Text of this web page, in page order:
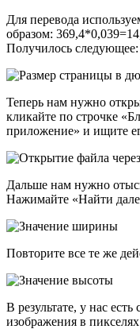
Для перевода
образом:
Получилось
Теперь нам нужно
кликайте по строчке
приложение» и ищите
Дальше нам нужно
Нажимайте «Найти
Повторите все те же
В результате, у нас
изображения в